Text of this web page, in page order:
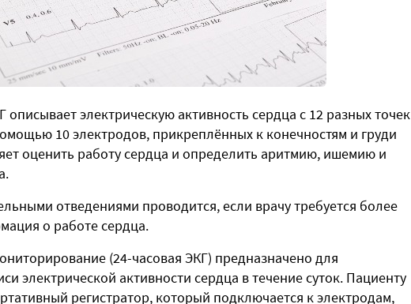
описывает электрическую активность сердца с 12 разных точек
10 электродов, прикреплённых к конечностям и груди
оценить работу сердца и определить аритмию, ишемию и
отведениями проводится, если врачу требуется более
о работе сердца.
(24-часовая ЭКГ) предназначено для
электрической активности сердца в течение суток. Пациенту
регистратор, который подключается к электродам,